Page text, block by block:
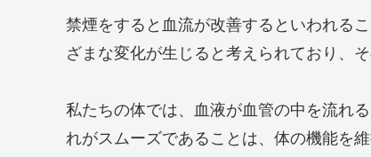
禁煙をすると血流が改善するといわれる
ざまな変化が生じると考えられており、
私たちの体では、血液が血管の中を流れ
れがスムーズであることは、体の機能を